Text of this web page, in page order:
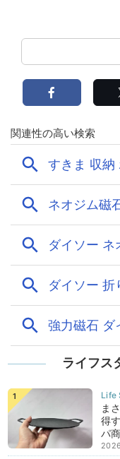
ライフス
ま
得
パ